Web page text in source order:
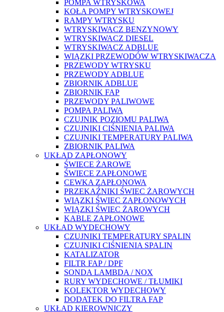
POMPA WTRYSKOWA
KOŁA POMPY WTRYSKOWEJ
RAMPY WTRYSKU
WTRYSKIWACZ BENZYNOWY
WTRYSKIWACZ DIESEL
WTRYSKIWACZ ADBLUE
WIĄZKI PRZEWODÓW WTRYSKIWACZA
PRZEWODY WTRYSKU
PRZEWODY ADBLUE
ZBIORNIK ADBLUE
ZBIORNIK FAP
PRZEWODY PALIWOWE
POMPA PALIWA
CZUJNIK POZIOMU PALIWA
CZUJNIKI CIŚNIENIA PALIWA
CZUJNIKI TEMPERATURY PALIWA
ZBIORNIK PALIWA
UKŁAD ZAPŁONOWY
ŚWIECE ŻAROWE
ŚWIECE ZAPŁONOWE
CEWKA ZAPŁONOWA
PRZEKAŹNIKI ŚWIEC ŻAROWYCH
WIĄZKI ŚWIEC ZAPŁONOWYCH
WIĄZKI ŚWIEC ŻAROWYCH
KABLE ZAPŁONOWE
UKŁAD WYDECHOWY
CZUJNIKI TEMPERATURY SPALIN
CZUJNIKI CIŚNIENIA SPALIN
KATALIZATOR
FILTR FAP / DPF
SONDA LAMBDA / NOX
RURY WYDECHOWE / TŁUMIKI
KOLEKTOR WYDECHOWY
DODATEK DO FILTRA FAP
UKŁAD KIEROWNICZY